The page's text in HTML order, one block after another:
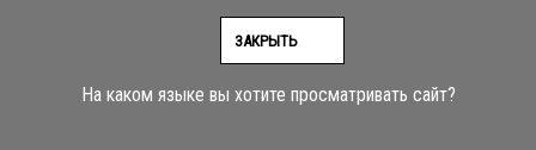
На каком языке вы хотите просматривать сайт?
ЗАКРЫТЬ